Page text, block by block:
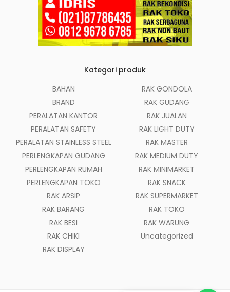
Kategori produk
BAHAN
BRAND
PERALATAN KANTOR
PERALATAN SAFETY
PERALATAN STAINLESS STEEL
PERLENGKAPAN GUDANG
PERLENGKAPAN RUMAH
PERLENGKAPAN TOKO
RAK ARSIP
RAK BARANG
RAK BESI
RAK CHIKI
RAK DISPLAY
RAK GONDOLA
RAK GUDANG
RAK JUALAN
RAK LIGHT DUTY
RAK MASTER
RAK MEDIUM DUTY
RAK MINIMARKET
RAK SNACK
RAK SUPERMARKET
RAK TOKO
RAK WARUNG
Uncategorized